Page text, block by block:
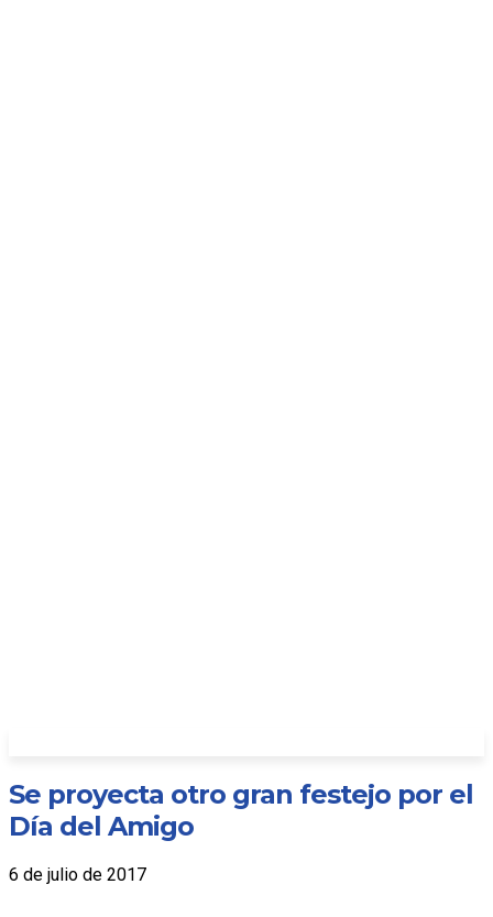
Se proyecta otro gran festejo por el
Día del Amigo
6 de julio de 2017